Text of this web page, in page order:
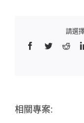
請選
Facebook
Twitter
相關專案: